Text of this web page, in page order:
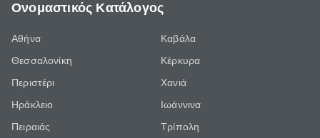
Ονομαστικός Κατάλογος
Αθήνα
Θεσσαλονίκη
Περιστέρι
Ηράκλειο
Πειραιάς
Καβάλα
Κέρκυρα
Χανιά
Ιωάννινα
Τρίπολη